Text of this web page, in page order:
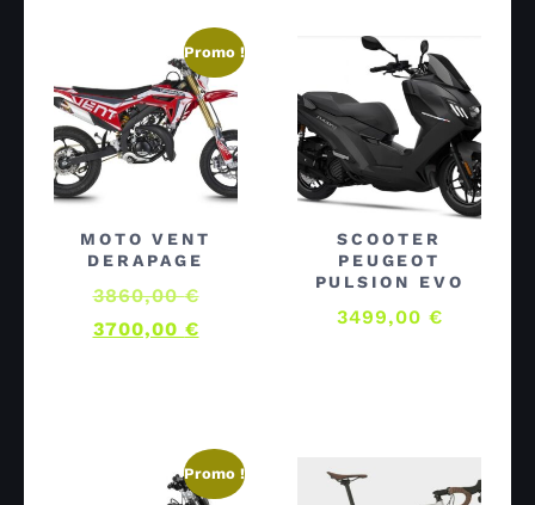
Promo !
MOTO VENT
DERAPAGE
3860,00€
3700,00 €
SCOOTER
PEUGEOT
PULSION EVO
3499,00 €
Promo !